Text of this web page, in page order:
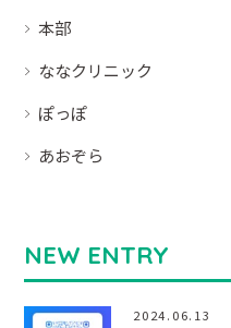
本部
ななクリニック
ぽっぽ
あおぞら
NEW ENTRY
2024.06.13